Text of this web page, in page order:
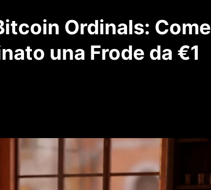
Ordinals: Come
una Frode da €1